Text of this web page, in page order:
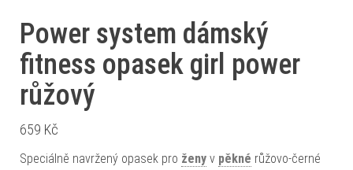
Power system dámský
fitness opasek girl power
růžový
659 Kč
Speciálně navržený opasek pro ženy v pěkné růžovo-černé